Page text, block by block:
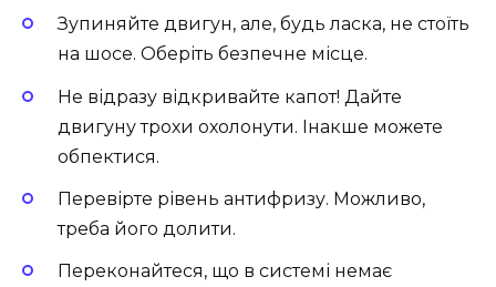
Зупиняйте двигун, але, будь ласка, не стоїть
на шосе. Оберіть безпечне місце.
Не відразу відкривайте капот! Дайте
двигуну трохи охолонути. Інакше можете
обпектися.
Перевірте рівень антифризу. Можливо,
треба його долити.
Переконайтеся, що в системі немає